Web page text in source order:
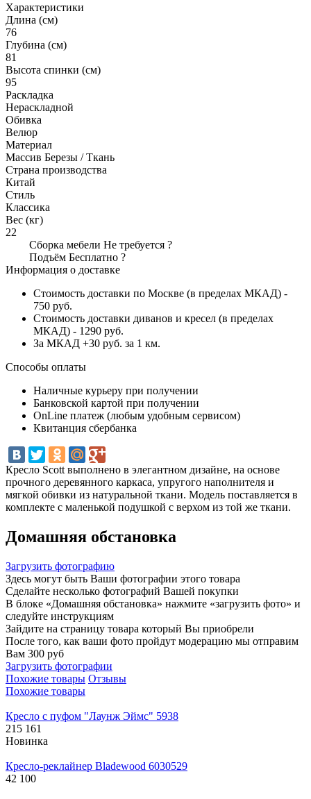
Характеристики
Длина (см)
76
Глубина (см)
81
Высота спинки (см)
95
Раскладка
Нераскладной
Обивка
Велюр
Материал
Массив Березы / Ткань
Страна производства
Китай
Стиль
Классика
Вес (кг)
22
Сборка мебели Не требуется ?
Подъём Бесплатно ?
Информация о доставке
Стоимость доставки по Москве (в пределах МКАД) -
750 руб.
Стоимость доставки диванов и кресел (в пределах
МКАД) - 1290 руб.
За МКАД +30 руб. за 1 км.
Способы оплаты
Наличные курьеру при получении
Банковской картой при получении
OnLine платеж (любым удобным сервисом)
Квитанция сбербанка
Кресло Scott выполнено в элегантном дизайне, на основе
прочного деревянного каркаса, упругого наполнителя и
мягкой обивки из натуральной ткани. Модель поставляется в
комплекте с маленькой подушкой с верхом из той же ткани.
Домашняя обстановка
Загрузить фотографию
Здесь могут быть Ваши фотографии этого товара
Сделайте несколько фотографий Вашей покупки
В блоке «Домашняя обстановка» нажмите «загрузить фото» и
следуйте инструкциям
Зайдите на страницу товара который Вы приобрели
После того, как ваши фото пройдут модерацию мы отправим
Вам 300 руб
Загрузить фотографии
Похожие товары Отзывы
Похожие товары
Кресло с пуфом "Лаунж Эймс" 5938
215 161
Новинка
Кресло-реклайнер Bladewood 6030529
42 100